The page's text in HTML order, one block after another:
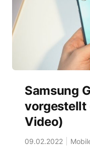
Samsung
vorgestellt
Video)
09.02.2022